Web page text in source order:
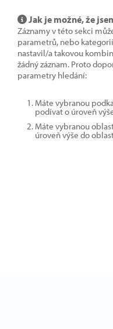
Jak je možné, že
Záznamy v této sekci
parametrů, nebo
nastavil/a takovou
žádný záznam. Proto
parametry hledání:
Máte vybranou
podívat o úroveň
Máte vybranou
úroveň výše do